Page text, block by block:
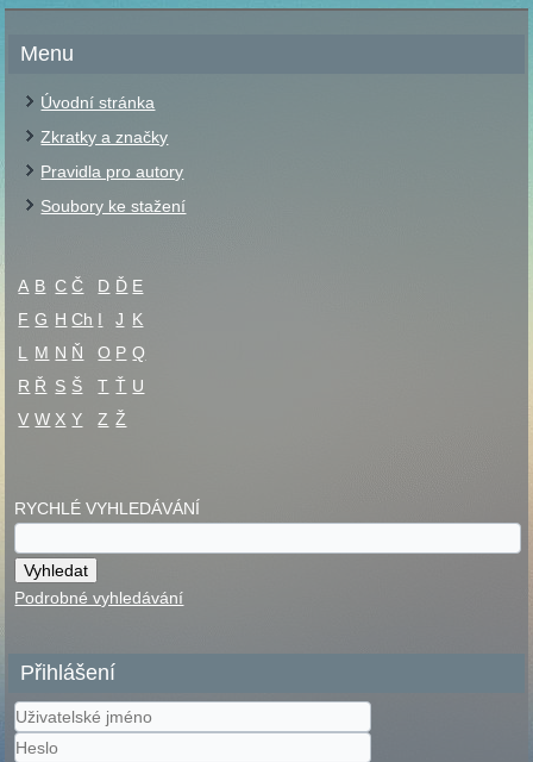
Menu
Úvodní stránka
Zkratky a značky
Pravidla pro autory
Soubory ke stažení
A B C Č D Ď E
F G H Ch I J K
L
M N Ň O P Q
R Ř S Š T Ť U
V W X Y Z Ž
RYCHLÉ VYHLEDÁVÁNÍ
Podrobné vyhledávání
Přihlášení
Uživatelské